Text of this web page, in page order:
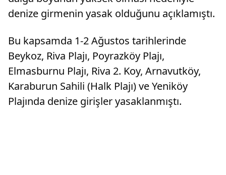
denize girmenin yasak olduğunu açıklamıştı.
Bu kapsamda 1-2 Ağustos tarihlerinde
Beykoz, Riva Plajı, Poyrazköy Plajı,
Elmasburnu Plajı, Riva 2. Koy, Arnavutköy,
Karaburun Sahili (Halk Plajı) ve Yeniköy
Plajında denize girişler yasaklanmıştı.